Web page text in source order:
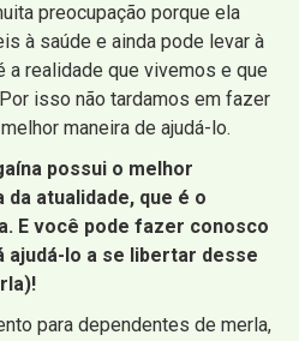
preocupação porque ela
à saúde e ainda pode levar à
realidade que vivemos e que
isso não tardamos em fazer
maneira de ajudá-lo.
possui o melhor
atualidade, que é o
E você pode fazer conosco
lo a se libertar desse
para dependentes de merla,